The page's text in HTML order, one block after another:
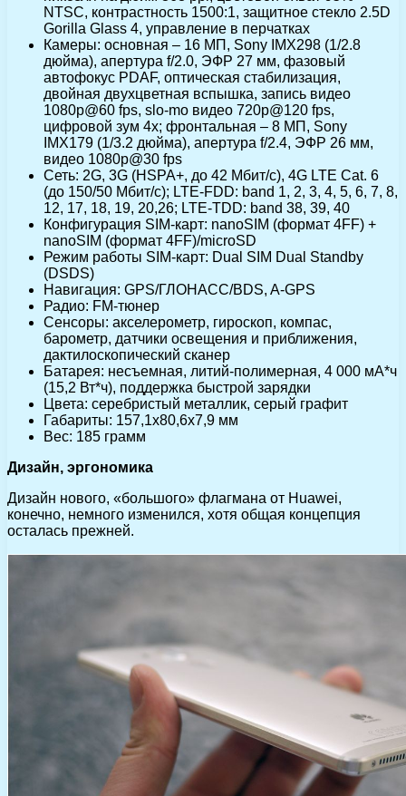
NTSC, контрастность 1500:1, защитное стекло 2.5D
Gorilla Glass 4, управление в перчатках
Камеры: основная – 16 МП, Sony IMX298 (1/2.8
дюйма), апертура f/2.0, ЭФР 27 мм, фазовый
автофокус PDAF, оптическая стабилизация,
двойная двухцветная вспышка, запись видео
1080p@60 fps, slo-mo видео 720p@120 fps,
цифровой зум 4х; фронтальная – 8 МП, Sony
IMX179 (1/3.2 дюйма), апертура f/2.4, ЭФР 26 мм,
видео 1080p@30 fps
Сеть: 2G, 3G (HSPA+, до 42 Мбит/с), 4G LTE Cat. 6
(до 150/50 Мбит/с); LTE-FDD: band 1, 2, 3, 4, 5, 6, 7, 8,
12, 17, 18, 19, 20,26; LTE-TDD: band 38, 39, 40
Конфигурация SIM-карт: nanoSIM (формат 4FF) +
nanoSIM (формат 4FF)/microSD
Режим работы SIM-карт: Dual SIM Dual Standby
(DSDS)
Навигация: GPS/ГЛОНАСС/BDS, A-GPS
Радио: FM-тюнер
Сенсоры: акселерометр, гироскоп, компас,
барометр, датчики освещения и приближения,
дактилоскопический сканер
Батарея: несъемная, литий-полимерная, 4 000 мА*ч
(15,2 Вт*ч), поддержка быстрой зарядки
Цвета: серебристый металлик, серый графит
Габариты: 157,1х80,6х7,9 мм
Вес: 185 грамм
Дизайн, эргономика
Дизайн нового, «большого» флагмана от Huawei,
конечно, немного изменился, хотя общая концепция
осталась прежней.